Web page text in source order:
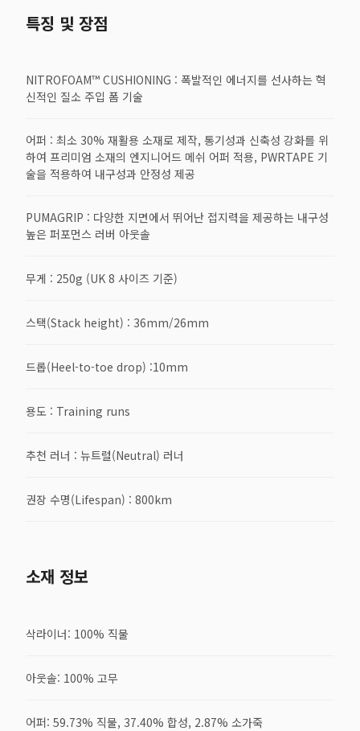
특징 및 장점
NITROFOAM™ CUSHIONING : 폭발적인 에너지를 선사하는 혁
신적인 질소 주입 폼 기술
어퍼 : 최소 30% 재활용 소재로 제작, 통기성과 신축성 강화를 위
하여 프리미엄 소재의 엔지니어드 메쉬 어퍼 적용, PWRTAPE 기
술을 적용하여 내구성과 안정성 제공
PUMAGRIP : 다양한 지면에서 뛰어난 접지력을 제공하는 내구성
높은 퍼포먼스 러버 아웃솔
무게 : 250g (UK 8 사이즈 기준)
스택(Stack height) : 36mm/26mm
드롭(Heel-to-toe drop) :10mm
용도 : Training runs
추천 러너 : 뉴트럴(Neutral) 러너
권장 수명(Lifespan) : 800km
소재 정보
삭라이너: 100% 직물
아웃솔: 100% 고무
어퍼: 59.73% 직물, 37.40% 합성, 2.87% 소가죽